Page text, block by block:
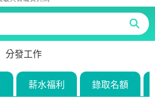
分發工作
薪水福利 錄取名額